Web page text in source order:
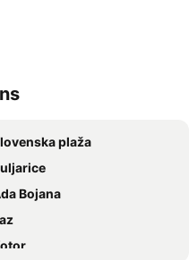
plaža
Bojana